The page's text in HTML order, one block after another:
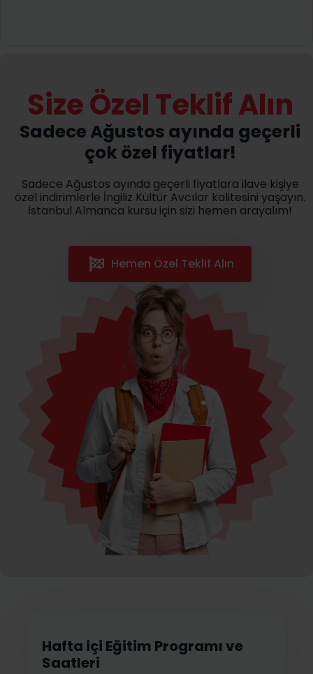
Size Özel Teklif Alın
Sadece Ağustos ayında geçerli
çok özel fiyatlar!
Sadece Ağustos ayında geçerli fiyatlara ilave kişiye
özel indirimlerle İngiliz Kültür Avcılar kalitesini yaşayın.
İstanbul Almanca kursu için sizi hemen arayalım!
Hemen Özel Teklif Alın
Hafta içi Eğitim Programı ve
Saatleri